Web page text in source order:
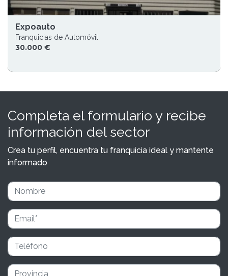
Expoauto
Franquicias de Automóvil
30.000 €
Completa el formulario y recibe
información del sector
Crea tu perfil, encuentra tu franquicia ideal y mantente
informado